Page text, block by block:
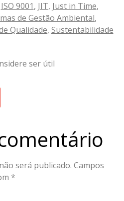
ISO 9001, JIT, Just in Time,
de Gestão Ambiental,
Qualidade, Sustentabilidade
ser útil
será publicado. Campos
*